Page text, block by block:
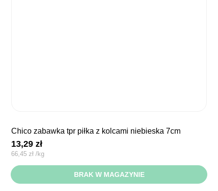
chico zabawka tpr piłka z kolcami niebieska 7cm
13,29zł
66,45zł /kg
BRAK W MAGAZYNIE